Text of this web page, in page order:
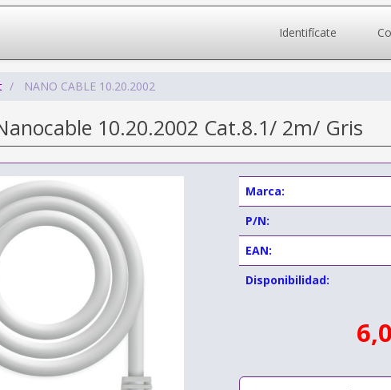
Identifícate
NANO CABLE 10.20.2002
10.20.2002 Cat.8.1/ 2m/ Gris
Marca:
P/N:
EAN:
Disponibilidad: